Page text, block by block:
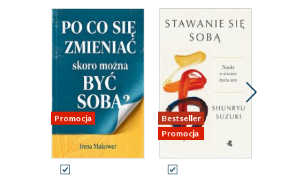
Promocja
Bestseller
Promocja